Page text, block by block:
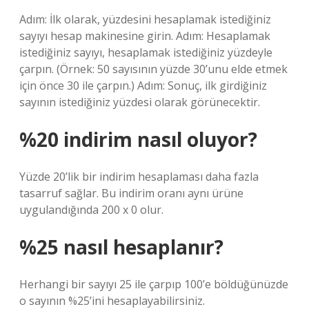
Adım: İlk olarak, yüzdesini hesaplamak istediğiniz
sayıyı hesap makinesine girin. Adım: Hesaplamak
istediğiniz sayıyı, hesaplamak istediğiniz yüzdeyle
çarpın. (Örnek: 50 sayısının yüzde 30’unu elde etmek
için önce 30 ile çarpın.) Adım: Sonuç, ilk girdiğiniz
sayının istediğiniz yüzdesi olarak görünecektir.
%20 indirim nasıl oluyor?
Yüzde 20’lik bir indirim hesaplaması daha fazla
tasarruf sağlar. Bu indirim oranı aynı ürüne
uygulandığında 200 x 0 olur.
%25 nasıl hesaplanır?
Herhangi bir sayıyı 25 ile çarpıp 100’e böldüğünüzde
o sayının %25’ini hesaplayabilirsiniz.